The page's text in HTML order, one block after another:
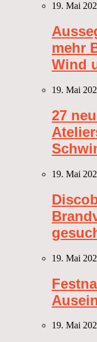
19. Mai
mehr
Wind
19. Mai
27
19. Mai
19. Mai
19. Mai